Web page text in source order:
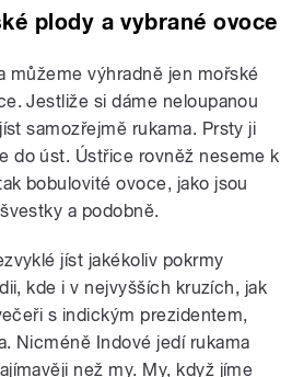
plody a vybrané ovoce
můžeme výhradně jen mořské
Jestliže si dáme neloupanou
samozřejmě rukama. Prsty ji
do úst. Ústřice rovněž neseme k
bobulovité ovoce, jako jsou
a podobně.
jíst jakékoliv pokrmy
kde i v nejvyšších kruzích, jak
s indickým prezidentem,
Nicméně Indové jedí rukama
než my. My, když jíme